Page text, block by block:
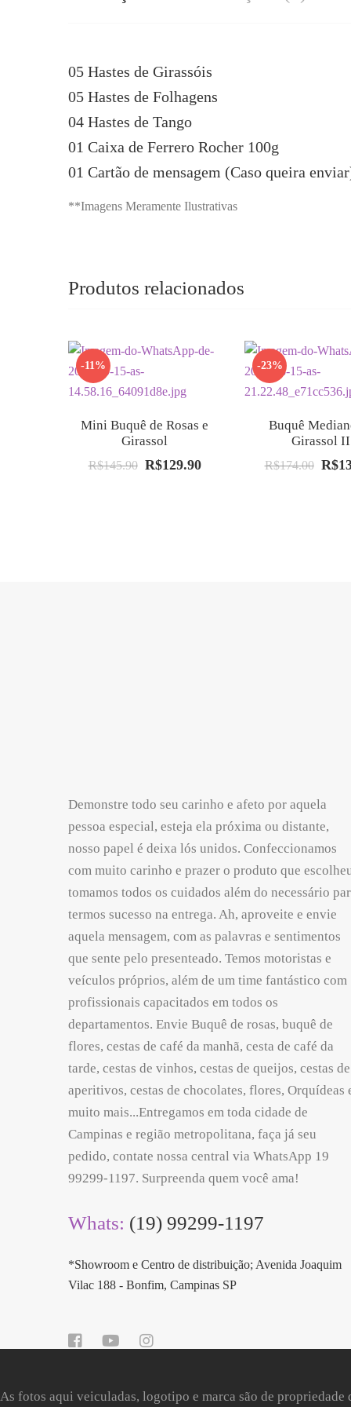
05 Hastes de Girassóis
05 Hastes de Folhagens
04 Hastes de Tango
01 Caixa de Ferrero Rocher 100g
01 Cartão de mensagem (Caso queira
**Imagens Meramente Ilustrativas
Produtos relacionados
-11%
Mini Buquê de Rosas e
Girassol
R$145.90 O
R$129.90O
-23%
Buquê
Girassol II
R$174.00 O
R$
Demonstre todo seu carinho e afeto por aquela
pessoa especial, esteja ela próxima ou distante,
nosso papel é deixa lós unidos. Confeccionamos
com muito carinho e prazer o produto que
tomamos todos os cuidados além do necessário
termos sucesso na entrega. Ah, aproveite e envie
aquela mensagem, com as palavras e sentimentos
que sente pelo presenteado. Temos motoristas e
veículos próprios, além de um time fantástico com
profissionais capacitados em todos os
departamentos. Envie Buquê de rosas, buquê de
flores, cestas de café da manhã, cesta de café da
tarde, cestas de vinhos, cestas de queijos, cestas de
aperitivos, cestas de chocolates, flores, Orquídeas
muito mais...Entregamos em toda cidade de
Campinas e região metropolitana, faça já seu
pedido, contate nossa central via WhatsApp 19
99299-1197. Surpreenda quem você ama!
Whats: (19) 99299-1197
*Showroom e Centro de distribuição; Avenida Joaquim
Vilac 188 - Bonfim, Campinas SP
As fotos aqui veiculadas, logotipo e marca são de propriedade